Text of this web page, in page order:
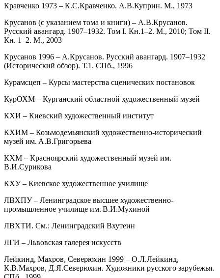
Кравченко 1973 – К.С.Кравченко. А.В.Куприн. М., 1973
Крусанов (с указанием тома и книги) – А.В.Крусанов.
Русский авангард. 1907–1932. Том I. Кн.1–2. М., 2010; Том II.
Кн. 1–2. М., 2003
Крусанов 1996 – А.Крусанов. Русский авангард. 1907–1932
(Исторический обзор). Т.1. СПб., 1996
Курамсцеп – Курсы мастерства сценических постановок
КурОХМ – Курганский областной художественный музей
КХИ – Киевский художественный институт
КХИМ – Козьмодемьянский художественно-исторический
музей им. А.В.Григорьева
КХМ – Красноярский художественный музей им.
В.И.Сурикова
КХУ – Киевское художественное училище
ЛВХПУ – Ленинградское высшее художественно-
промышленное училище им. В.И.Мухиной
ЛВХТИ. См.: Ленинградский Вхутеин
ЛГИ – Львовская галерея искусств
Лейкинд, Махров, Северюхин 1999 – О.Л.Лейкинд,
К.В.Махров, Д.Я.Северюхин. Художники русского зарубежья.